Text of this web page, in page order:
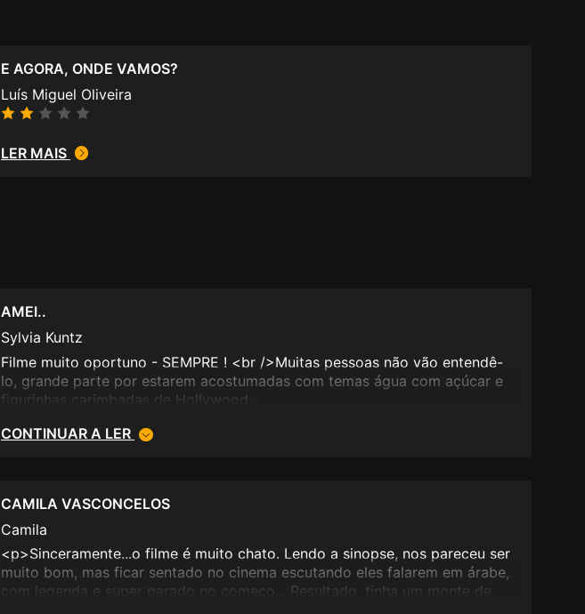
E AGORA, ONDE VAMOS?
Luís Miguel Oliveira
LER MAIS
AMEI..
Sylvia Kuntz
Filme muito oportuno - SEMPRE ! <br />Muitas pessoas não vão entendê-
lo, grande parte por estarem acostumadas com temas água com açúcar e
figurinhas carimbadas de Hollywood...
CONTINUAR A LER
CAMILA VASCONCELOS
Camila
<p>Sinceramente...o filme é muito chato. Lendo a sinopse, nos pareceu ser
muito bom, mas ficar sentado no cinema escutando eles falarem em árabe,
com legenda e super parado no começo... Resultado, tinha um monte de